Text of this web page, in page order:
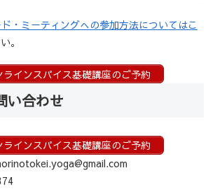
・ミーティングへの参加方法についてはこ
。
ラインスパイス基礎講座のご予約
い合わせ
ラインスパイス基礎講座のご予約